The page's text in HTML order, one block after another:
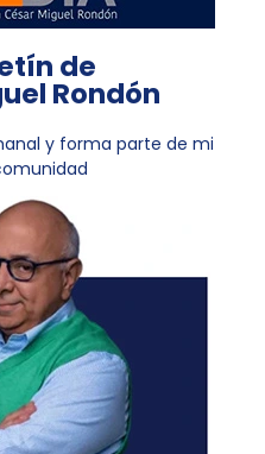
de
Rondón
y forma parte de mi